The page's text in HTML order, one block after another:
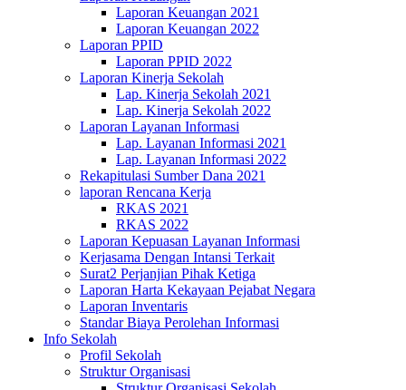
Laporan Keuangan 2021
Laporan Keuangan 2022
Laporan PPID
Laporan PPID 2022
Laporan Kinerja Sekolah
Lap. Kinerja Sekolah 2021
Lap. Kinerja Sekolah 2022
Laporan Layanan Informasi
Lap. Layanan Informasi 2021
Lap. Layanan Informasi 2022
Rekapitulasi Sumber Dana 2021
laporan Rencana Kerja
RKAS 2021
RKAS 2022
Laporan Kepuasan Layanan Informasi
Kerjasama Dengan Intansi Terkait
Surat2 Perjanjian Pihak Ketiga
Laporan Harta Kekayaan Pejabat Negara
Laporan Inventaris
Standar Biaya Perolehan Informasi
Info Sekolah
Profil Sekolah
Struktur Organisasi